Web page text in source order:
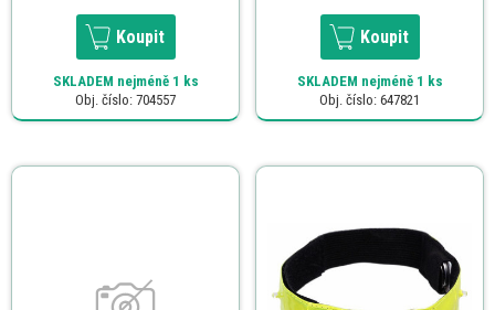
Koupit
SKLADEM nejméně 1 ks
Obj. číslo: 704557
Koupit
SKLADEM nejméně 1 ks
Obj. číslo: 647821